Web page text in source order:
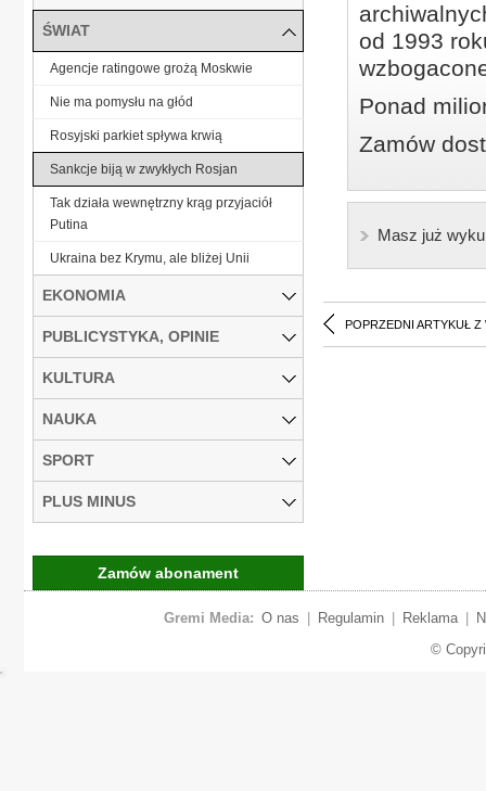
od 1993
Ponad
Zamów
Masz już
POPRZEDNI ARTYKUŁ Z
ŚWIAT
Agencje ratingowe grożą Moskwie
Nie ma pomysłu na głód
Rosyjski parkiet spływa krwią
Sankcje biją w zwykłych Rosjan
Tak działa wewnętrzny krąg przyjaciół
Putina
Ukraina bez Krymu, ale bliżej Unii
EKONOMIA
PUBLICYSTYKA, OPINIE
KULTURA
NAUKA
SPORT
PLUS MINUS
Zamów abonament
Gremi Media: O nas Regulamin Reklama
©